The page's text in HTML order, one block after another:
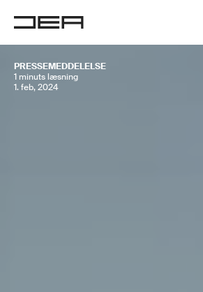
PRESSEMEDDELELSE
1 minuts læsning
1. feb, 2024